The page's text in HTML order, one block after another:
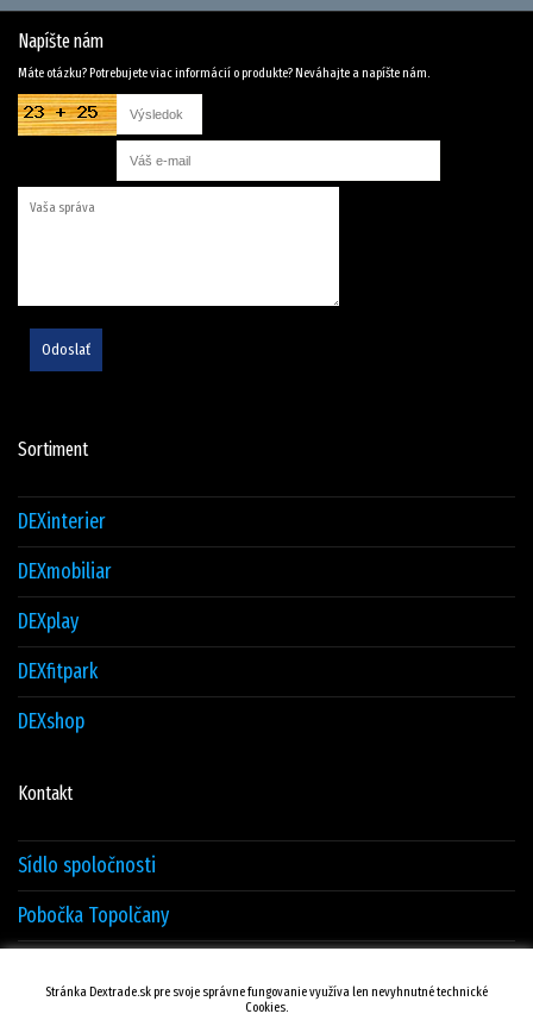
Napíšte nám
Máte otázku? Potrebujete viac informácií o produkte? Neváhajte a napíšte nám.
Odoslať
Sortiment
DEXinterier
DEXmobiliar
DEXplay
DEXfitpark
DEXshop
Kontakt
Sídlo spoločnosti
Pobočka Topolčany
Stránka Dextrade.sk pre svoje správne fungovanie využíva len nevyhnutné technické
Cookies.